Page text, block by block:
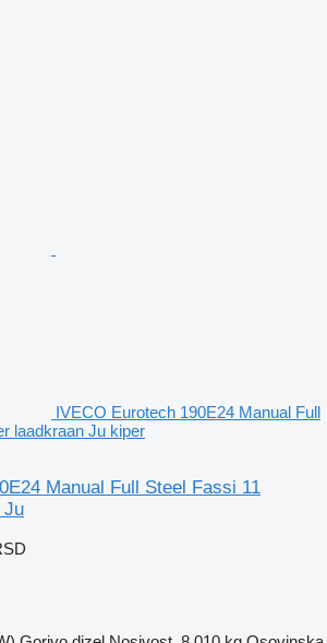
IVECO Eurotech 190E24 Manual Full
laadkraan Ju kiper
Manual Full Steel Fassi 11
Ju